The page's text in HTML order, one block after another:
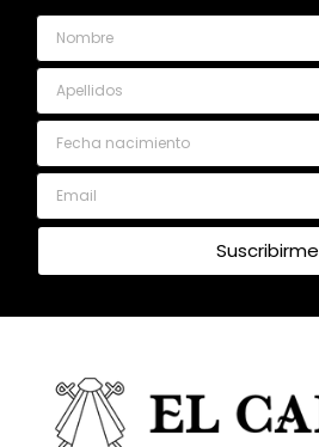
Nombre
Apellidos
Fecha nacimiento
Email
Suscribirme